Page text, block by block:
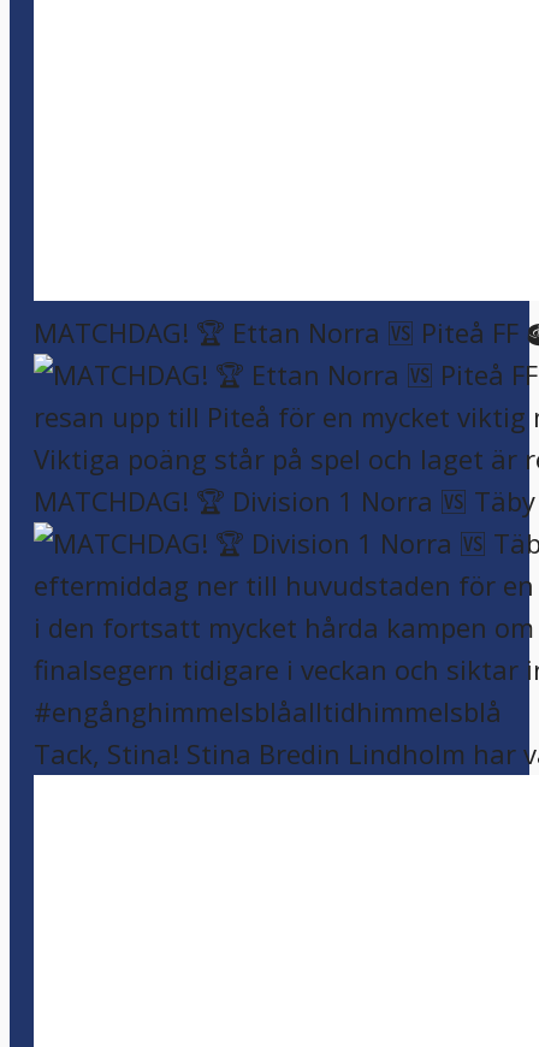
MATCHDAG! 🏆 Ettan Norra 🆚 Piteå FF
MATCHDAG! 🏆 Division 1 Norra 🆚
Tack, Stina! Stina Bredin Lindholm har